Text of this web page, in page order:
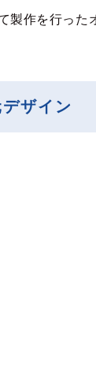
製作を行った
デザイン